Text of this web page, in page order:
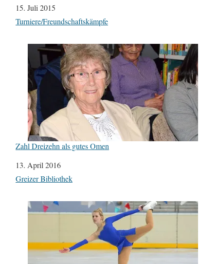
Datum
15. Juli 2015
In Bezug auf
Turniere/Freundschaftskämpfe
Zahl Dreizehn als gutes Omen
Datum
13. April 2016
In Bezug auf
Greizer Bibliothek